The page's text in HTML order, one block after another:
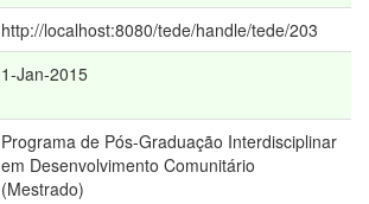
http://localhost:8080/tede/handle/tede/203
1-Jan-2015
Programa de Pós-Graduação Interdisciplinar
em Desenvolvimento Comunitário
(Mestrado)